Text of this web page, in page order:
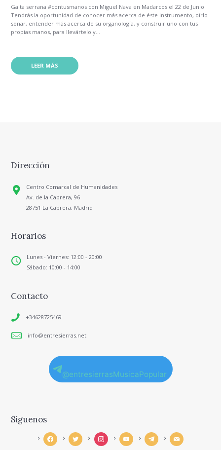
Gaita serrana #contusmanos con Miguel Nava en Madarcos el 22 de Junio
Tendrás la oportunidad de conocer más acerca de éste instrumento, oírlo
sonar, entender más acerca de su organología, y construir uno con tus
propias manos, para llevártelo y...
LEER MÁS
Dirección
Centro Comarcal de Humanidades
Av. de la Cabrera, 96
28751 La Cabrera, Madrid
Horarios
Lunes - Viernes: 12:00 - 20:00
Sábado: 10:00 - 14:00
Contacto
+34628725469
info@entresierras.net
@entresierrasMusicaPopular
Síguenos
facebook twitter instagramyoutube telegram mail